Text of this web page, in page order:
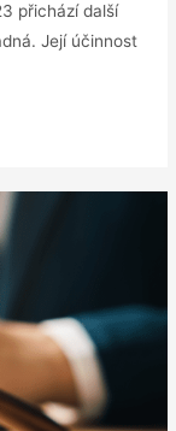
přichází další
Její účinnost